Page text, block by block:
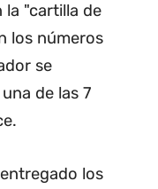
la "cartilla de
los números
se
de las 7
los